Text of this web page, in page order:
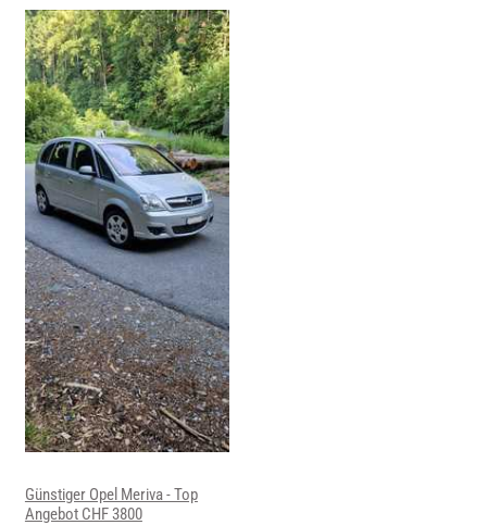
Günstiger Opel Meriva - Top
Angebot CHF 3800